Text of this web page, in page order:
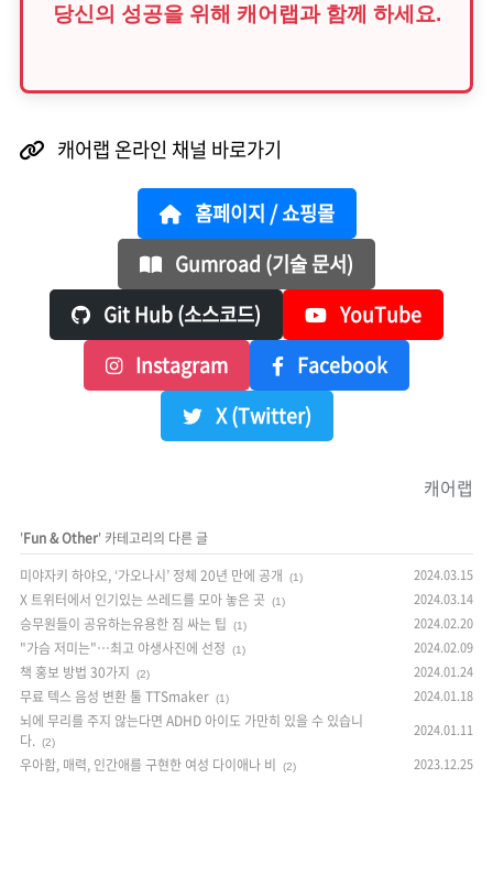
당신의 성공을 위해 캐어랩과 함께 하세요.
캐어랩 온라인 채널 바로가기
홈페이지 / 쇼핑몰
Gumroad (기술 문서)
Git Hub (소스코드)
YouTube
Instagram
Facebook
X (Twitter)
캐어랩
'Fun & Other' 카테고리의 다른 글
미야자키 하야오, ‘가오나시’ 정체 20년 만에 공개
(1) 2024.03.15
X 트위터에서 인기있는 쓰레드를 모아 놓은 곳 (1) 2024.03.14
승무원들이 공유하는유용한 짐 싸는 팁 (1) 2024.02.20
"가슴 저미는"…최고 야생사진에 선정 (1) 2024.02.09
책 홍보 방법 30가지 (2) 2024.01.24
무료 텍스 음성 변환 툴 TTSmaker (1) 2024.01.18
뇌에 무리를 주지 않는다면 ADHD 아이도 가만히 있을 수 있습니
다. (2)
2024.01.11
우아함, 매력, 인간애를 구현한 여성 다이애나 비 (2) 2023.12.25